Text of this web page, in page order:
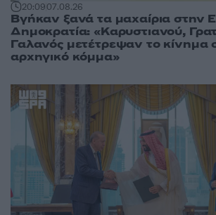
20:0907.08.26
Βγήκαν ξανά τα μαχαίρια στην
Δημοκρατία: «Καρυστιανού,
Γαλανός μετέτρεψαν το κίνημα
αρχηγικό κόμμα»